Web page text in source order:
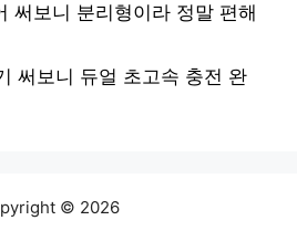
써보니 분리형이라 정말 편해
써보니 듀얼 초고속 충전 완
© 2026